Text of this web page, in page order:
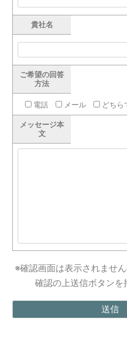
貴社名
ご希望の回答
方法
電話 メール どちら
メッセージ本
文
※確認画面は表示されませ
確認の上送信ボタンを